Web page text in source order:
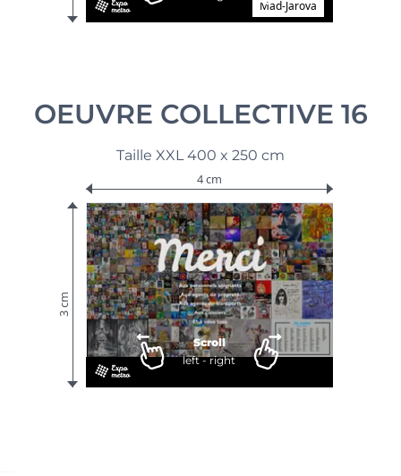
Mad-Jarova
OEUVRE COLLECTIVE 16
Taille XXL 400 x 250 cm
3 cm
4 cm
De la part de tous les artistes
Scroll
left - right